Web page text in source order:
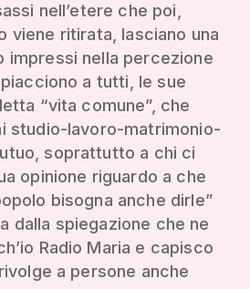
nell’etere che poi,
viene ritirata, lasciano una
impressi nella percezione
a tutti, le sue
“vita comune”, che
studio-lavoro-matrimonio-
soprattutto a chi ci
opinione riguardo a che
bisogna anche dirle”
dalla spiegazione che ne
Radio Maria e capisco
a persone anche